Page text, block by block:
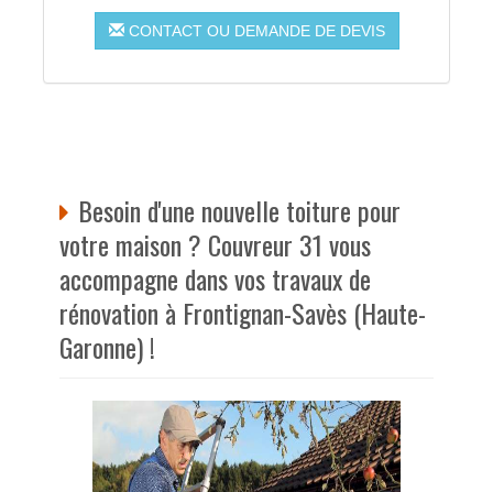
CONTACT OU DEMANDE DE DEVIS
Besoin d'une nouvelle toiture pour
votre maison ? Couvreur 31 vous
accompagne dans vos travaux de
rénovation à Frontignan-Savès (Haute-
Garonne) !